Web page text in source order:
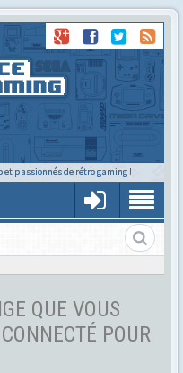
et passionnés de rétro gaming !
QUE VOUS
POUR